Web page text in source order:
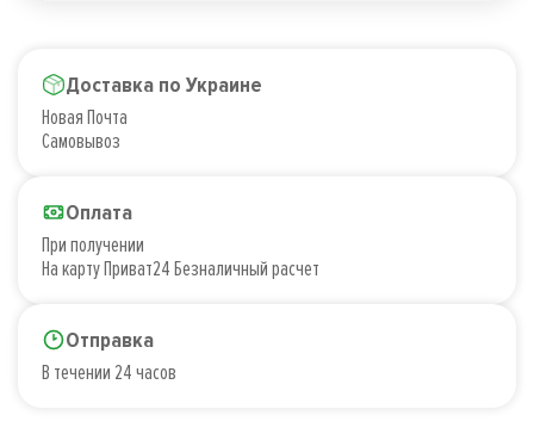
Доставка по Украине
Новая Почта
Самовывоз
Оплата
При получении
На карту Приват24 Безналичный расчет
Отправка
В течении 24 часов